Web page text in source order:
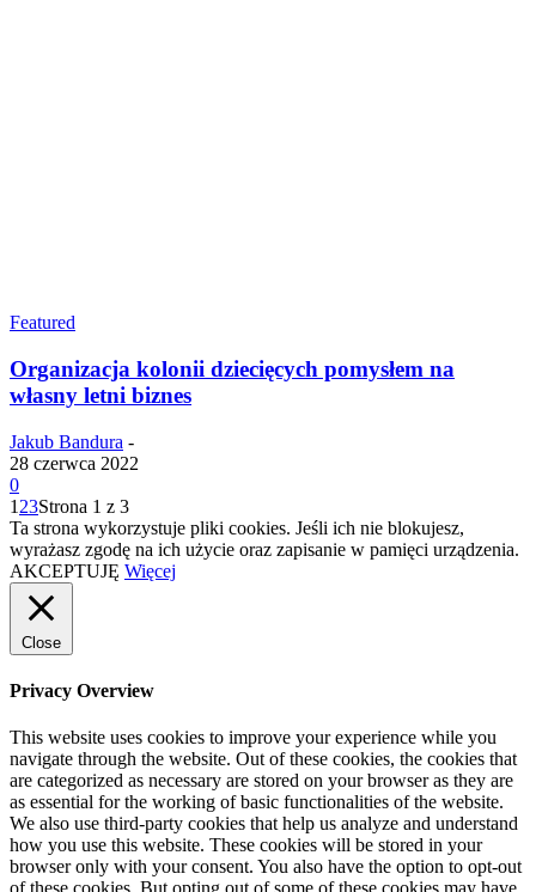
Featured
Organizacja kolonii dziecięcych pomysłem na
własny letni biznes
Jakub Bandura -
28 czerwca 2022
0
1 23Strona 1 z 3
Ta strona wykorzystuje pliki cookies. Jeśli ich nie blokujesz,
wyrażasz zgodę na ich użycie oraz zapisanie w pamięci urządzenia.
AKCEPTUJĘ Więcej
Close
Privacy Overview
This website uses cookies to improve your experience while you
navigate through the website. Out of these cookies, the cookies that
are categorized as necessary are stored on your browser as they are
as essential for the working of basic functionalities of the website.
We also use third-party cookies that help us analyze and understand
how you use this website. These cookies will be stored in your
browser only with your consent. You also have the option to opt-out
of these cookies. But opting out of some of these cookies may have